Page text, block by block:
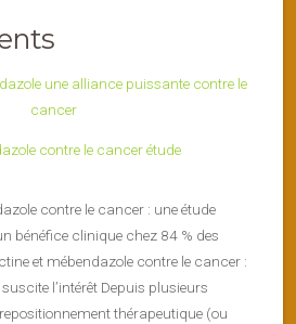
contre le cancer étude
contre le cancer : une étude
bénéfice clinique chez 84 % des
et mébendazole contre le cancer :
l’intérêt Depuis plusieurs
thérapeutique (ou